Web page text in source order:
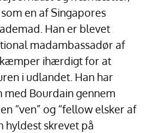
en af Singapores
Han er blevet
madambassadør af
kæmper ihærdigt for at
i udlandet. Han har
Bourdain gennem
“ven” og “fellow elsker af
hyldest skrevet på